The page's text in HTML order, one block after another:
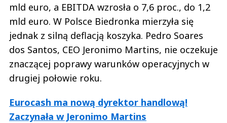
mld euro, a EBITDA wzrosła o 7,6 proc., do 1,2
mld euro. W Polsce Biedronka mierzyła się
jednak z silną deflacją koszyka. Pedro Soares
dos Santos, CEO Jeronimo Martins, nie oczekuje
znaczącej poprawy warunków operacyjnych w
drugiej połowie roku.
Eurocash ma nową dyrektor handlową!
Zaczynała w Jeronimo Martins